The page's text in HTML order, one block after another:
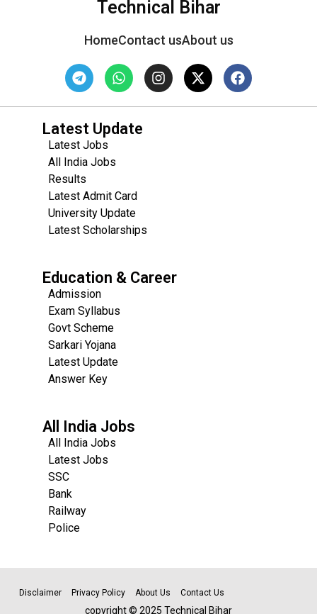
Technical Bihar
HomeContact usAbout us
Latest Update
Latest Jobs
All India Jobs
Results
Latest Admit Card
University Update
Latest Scholarships
Education & Career
Admission
Exam Syllabus
Govt Scheme
Sarkari Yojana
Latest Update
Answer Key
All India Jobs
All India Jobs
Latest Jobs
SSC
Bank
Railway
Police
Disclaimer Privacy Policy About Us Contact Us
copyright © 2025 Technical Bihar